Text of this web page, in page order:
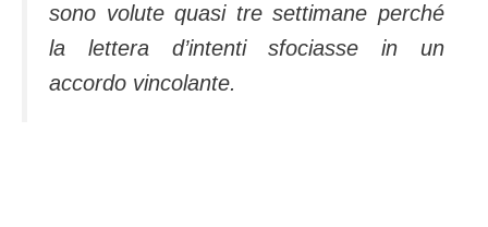
sono volute quasi tre settimane perché
la lettera d’intenti sfociasse in un
accordo vincolante.